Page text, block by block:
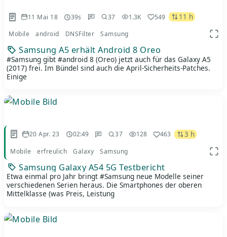
11 Mai 18 39s 37 1.3K 549 11 h
Mobile android DNSFilter Samsung
Samsung A5 erhält Android 8 Oreo
#Samsung gibt #android 8 (Oreo) jetzt auch für das Galaxy A5
(2017) frei. Im Bündel sind auch die April-Sicherheits-Patches.
Einige
20 Apr. 23 02:49 37 128 463 3 h
Mobile erfreulich Galaxy Samsung
Samsung Galaxy A54 5G Testbericht
Etwa einmal pro Jahr bringt #Samsung neue Modelle seiner
verschiedenen Serien heraus. Die Smartphones der oberen
Mittelklasse (was Preis, Leistung